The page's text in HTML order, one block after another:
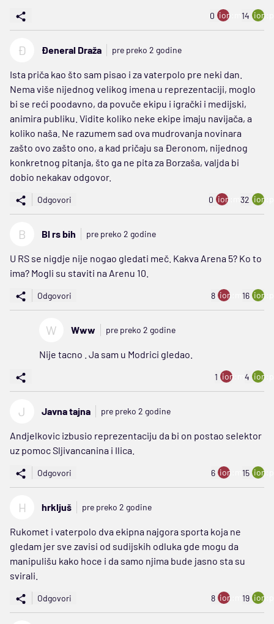
0 ion:minus
14
Đ Đeneral Draža pre preko 2 godine
Ista priča kao što sam pisao i za vaterpolo pre neki dan.
Nema više nijednog velikog imena u reprezentaciji, moglo
bi se reći poodavno, da povuče ekipu i igrački i medijski,
animira publiku. Vidite koliko neke ekipe imaju navijača, a
koliko naša. Ne razumem sad ova mudrovanja novinara
zašto ovo zašto ono, a kad pričaju sa Đeronom, nijednog
konkretnog pitanja, što ga ne pita za Borzaša, valjda bi
dobio nekakav odgovor.
Odgovori 0 ion:minus
32
B Bl rs bih pre preko 2 godine
U RS se nigdje nije nogao gledati meč. Kakva Arena 5? Ko to
ima? Mogli su staviti na Arenu 10.
Odgovori 8 ion:minus
16
W Www pre preko 2 godine
Nije tacno . Ja sam u Modrici gledao.
1 ion:minus
4
J Javna tajna pre preko 2 godine
Andjelkovic izbusio reprezentaciju da bi on postao selektor
uz pomoc Sljivancanina i Ilica.
Odgovori 6 ion:minus
15
H hrkljuš pre preko 2 godine
Rukomet i vaterpolo dva ekipna najgora sporta koja ne
gledam jer sve zavisi od sudijskih odluka gde mogu da
manipulišu kako hoce i da samo njima bude jasno sta su
svirali.
Odgovori 8 ion:minus
19